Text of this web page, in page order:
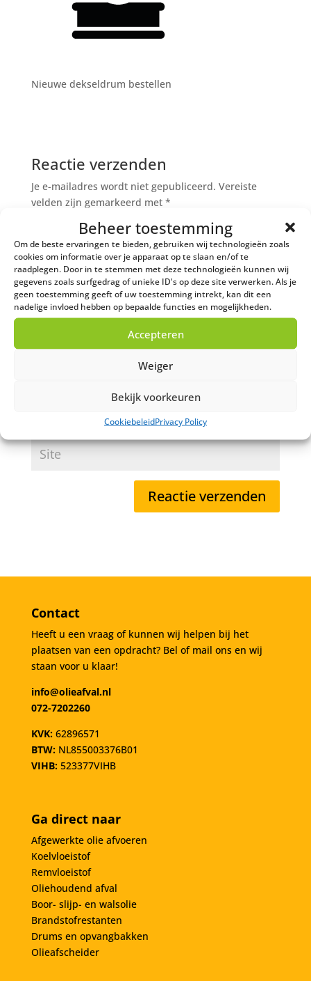
Beheer toestemming
Om de beste ervaringen te bieden, gebruiken wij technologieën zoals
cookies om informatie over je apparaat op te slaan en/of te
raadplegen. Door in te stemmen met deze technologieën kunnen wij
gegevens zoals surfgedrag of unieke ID's op deze site verwerken. Als je
geen toestemming geeft of uw toestemming intrekt, kan dit een
nadelige invloed hebben op bepaalde functies en mogelijkheden.
Accepteren
Weiger
Bekijk voorkeuren
CookiebeleidPrivacy Policy
Nieuwe dekseldrum bestellen
Reactie verzenden
Je e-mailadres wordt niet gepubliceerd. Vereiste
velden zijn gemarkeerd met *
Contact
Heeft u een vraag of kunnen wij helpen bij het
plaatsen van een opdracht? Bel of mail ons en wij
staan voor u klaar!
info@olieafval.nl
072-7202260
KVK: 62896571
BTW: NL855003376B01
VIHB:523377VIHB
Ga direct naar
Afgewerkte olie afvoeren
Koelvloeistof
Remvloeistof
Oliehoudend afval
Boor- slijp- en walsolie
Brandstofrestanten
Drums en opvangbakken
Olieafscheider